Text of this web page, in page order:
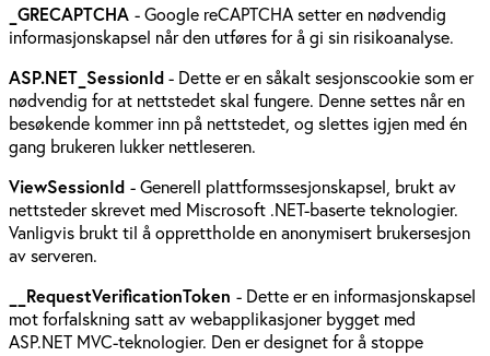
_GRECAPTCHA - Google reCAPTCHA setter en nødvendig
informasjonskapsel når den utføres for å gi sin risikoanalyse.
ASP.NET_SessionId- Dette er en såkalt sesjonscookie som er
nødvendig for at nettstedet skal fungere. Denne settes når en
besøkende kommer inn på nettstedet, og slettes igjen med én
gang brukeren lukker nettleseren.
ViewSessionId - Generell plattformssesjonskapsel, brukt av
nettsteder skrevet med Miscrosoft .NET-baserte teknologier.
Vanligvis brukt til å opprettholde en anonymisert brukersesjon
av serveren.
__RequestVerificationToken - Dette er en informasjonskapsel
mot forfalskning satt av webapplikasjoner bygget med
ASP.NET MVC-teknologier. Den er designet for å stoppe